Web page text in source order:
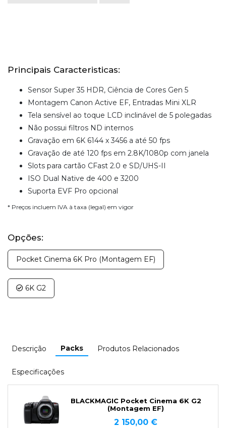
Principais Caracteristicas:
Sensor Super 35 HDR, Ciência de Cores Gen 5
Montagem Canon Active EF, Entradas Mini XLR
Tela sensível ao toque LCD inclinável de 5 polegadas
Não possui filtros ND internos
Gravação em 6K 6144 x 3456 a até 50 fps
Gravação de até 120 fps em 2.8K/1080p com janela
Slots para cartão CFast 2.0 e SD/UHS-II
ISO Dual Native de 400 e 3200
Suporta EVF Pro opcional
* Preços incluem IVA à taxa (legal) em vigor
Opções:
Pocket Cinema 6K Pro (Montagem EF)
6K G2
Descrição Packs Produtos Relacionados
Especificações
BLACKMAGIC Pocket Cinema 6K G2
(Montagem EF)
2 150,00 €